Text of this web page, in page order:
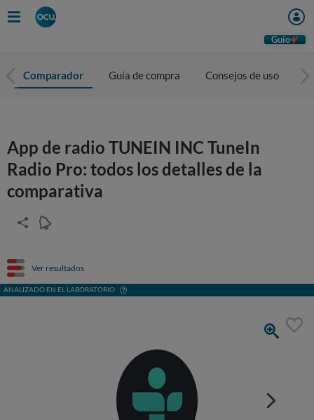
Guio
Comparador Guía de compra Consejos de uso
App de radio TUNEIN INC TuneIn
Radio Pro: todos los detalles de la
comparativa
Ver resultados
ANALIZADO EN EL LABORATORIO